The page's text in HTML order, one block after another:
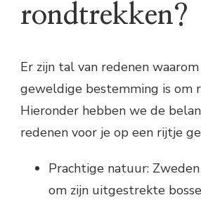
rondtrekken?
Er zijn tal van redenen
geweldige bestemming is om
Hieronder hebben we de
redenen voor je op een rijtje
Prachtige natuur:
om zijn uitgestrekte